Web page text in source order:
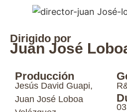
Dirigido por
Juan José
Producción
Jesús David Guapi,
Juan José Loboa